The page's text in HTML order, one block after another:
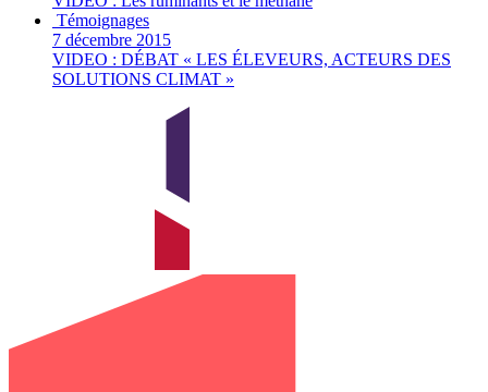
Témoignages
7 décembre 2015
VIDEO : DÉBAT « LES ÉLEVEURS, ACTEURS DES
SOLUTIONS CLIMAT »